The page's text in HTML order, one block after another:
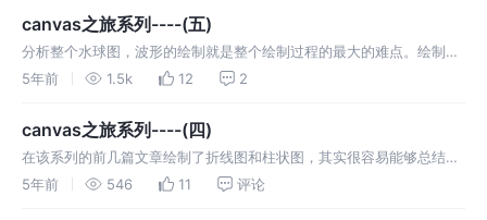
canvas之旅系列----(五)
分析整个水球图，波形的绘制就是整个绘制过程的最大的难点。绘制波
形，第一个难点就是波纹的形状，其实可以选择两种方案绘制，第一
线。为了再次熟悉三次贝塞尔曲线的绘制过程，所以采用了方式二。波
形的绘制难点二就是如何使得波形绘制…
5年前 1.5k 12 2
canvas之旅系列----(四)
在该系列的前几篇文章绘制了折线图和柱状图，其实很容易能够总结
出，在canvas的绘制过程中，一个重点就是位置坐标的计算。此次我们
5年前 546 11 评论